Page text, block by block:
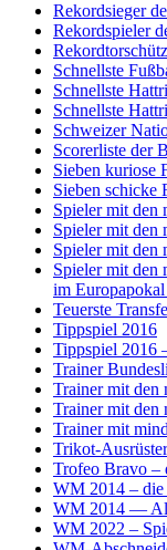
Rekordsieger
Rekordspieler
Schnellste
Schnellste
Schnellste
Schweizer
Scorerliste der
Sieben kuriose
Sieben schicke
Spieler mit den
Spieler mit den
Spieler mit den
Spieler mit den
im
Teuerste
Tippspiel 2016
Tippspiel 2016
Trainer
Trainer mit den
Trainer mit den
Trainer mit
Trikot-
Trofeo Bravo –
WM 2014 –
WM 2014 —
WM 2022 –